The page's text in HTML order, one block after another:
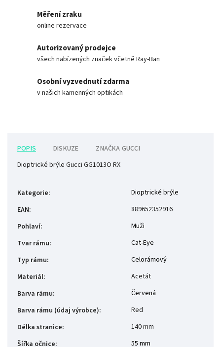
Měření zraku
online rezervace
Autorizovaný prodejce
všech nabízených značek včetně Ray-Ban
Osobní vyzvednutí zdarma
v našich kamenných optikách
POPIS DISKUZE ZNAČKA GUCCI
Dioptrické brýle Gucci GG1013O RX
Kategorie:
Dioptrické brýle
EAN:
889652352916
Pohlaví:
Muži
Tvar rámu:
Cat-Eye
Typ rámu:
Celorámový
Materiál:
Acetát
Barva rámu:
Červená
Barva rámu (údaj výrobce):
Red
Délka stranice:
140 mm
Šířka očnice:
55 mm